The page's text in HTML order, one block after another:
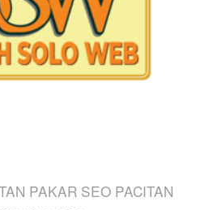
PAKAR SEO PACITAN